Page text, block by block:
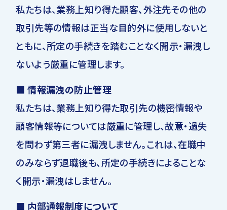
私たちは、業務上知り得た顧客、外注先その他の
取引先等の情報は正当な目的外に使用しないと
ともに、所定の手続きを踏むことなく開示・漏洩し
ないよう厳重に管理します。
■ 情報漏洩の防止管理
私たちは、業務上知り得た取引先の機密情報や
顧客情報等については厳重に管理し、故意・過失
を問わず第三者に漏洩しません。これは、在職中
のみならず退職後も、所定の手続きによることな
く開示・漏洩はしません。
■ 内部通報制度について